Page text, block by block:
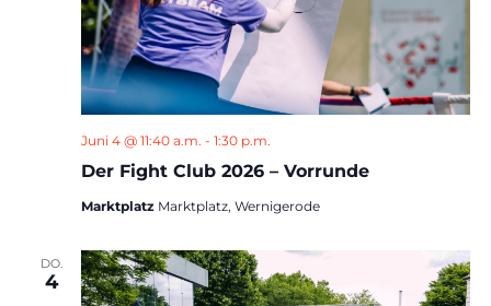
Der Fight Club 2026 – Vorrunde
Juni 4 @ 11:40 a.m. - 1:30 p.m.
Marktplatz Marktplatz, Wernigerode
DO.
4